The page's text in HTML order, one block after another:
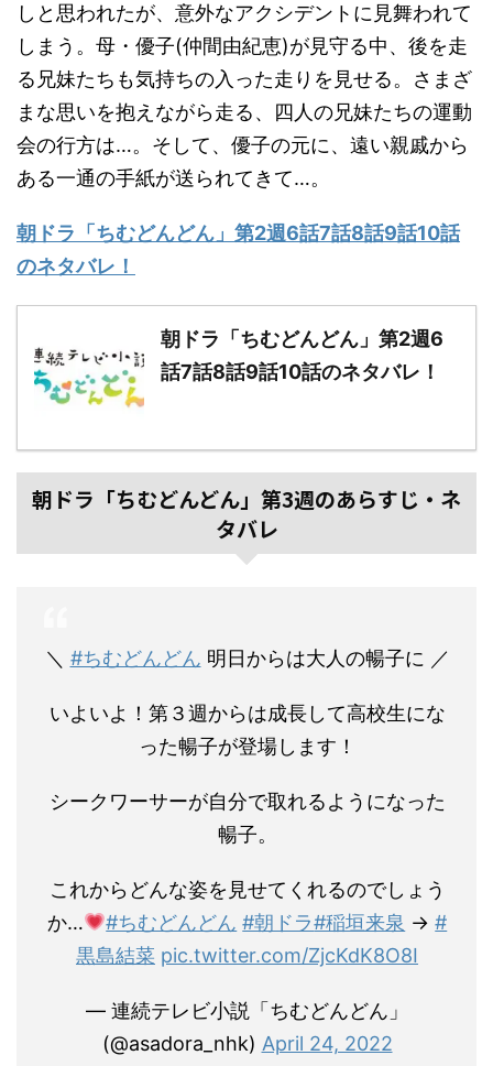
しと思われたが、意外なアクシデントに見舞われて
しまう。母・優子(仲間由紀恵)が見守る中、後を走
る兄妹たちも気持ちの入った走りを見せる。さまざ
まな思いを抱えながら走る、四人の兄妹たちの運動
会の行方は…。そして、優子の元に、遠い親戚から
ある一通の手紙が送られてきて…。
朝ドラ「ちむどんどん」第2週6話7話8話9話10話
のネタバレ！
朝ドラ「ちむどんどん」第2週6
話7話8話9話10話のネタバレ！
朝ドラ「ちむどんどん」第3週のあらすじ・ネ
タバレ
＼ #ちむどんどん 明日からは大人の暢子に ／
いよいよ！第３週からは成長して高校生にな
った暢子が登場します！
シークワーサーが自分で取れるようになった
暢子。
これからどんな姿を見せてくれるのでしょう
か…
#ちむどんどん #朝ドラ#稲垣来泉 →#
黒島結菜 pic.twitter.com/ZjcKdK8O8I
— 連続テレビ小説「ちむどんどん」
(@asadora_nhk) April 24, 2022